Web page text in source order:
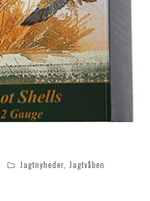
Jagtnyheder, Jagtvåben